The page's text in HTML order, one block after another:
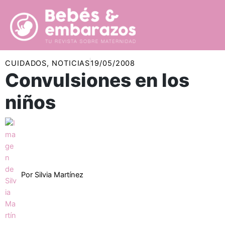
contenido
CUIDADOS, NOTICIAS19/05/2008
Convulsiones en los
niños
Por Silvia Martínez